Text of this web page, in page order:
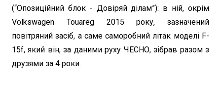
(“Опозиційний блок - Довіряй ділам”): в ній, окрім
Volkswagen Touareg 2015 року, зазначений
повітряний засіб, а саме саморобний літак моделі F-
15f, який він, за даними руху ЧЕСНО, зібрав разом з
друзями за 4 роки.